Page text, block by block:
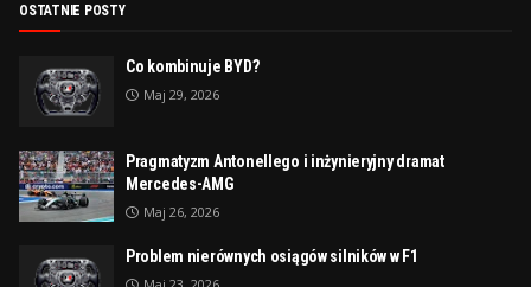
OSTATNIE POSTY
Co kombinuje BYD?
Maj 29, 2026
Pragmatyzm Antonellego i inżynieryjny dramat
Mercedes-AMG
Maj 26, 2026
Problem nierównych osiągów silników w F1
Maj 23, 2026